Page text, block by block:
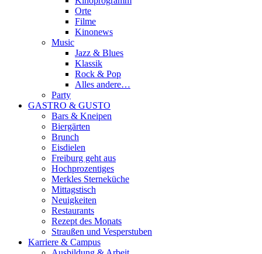
Orte
Filme
Kinonews
Music
Jazz & Blues
Klassik
Rock & Pop
Alles andere…
Party
GASTRO & GUSTO
Bars & Kneipen
Biergärten
Brunch
Eisdielen
Freiburg geht aus
Hochprozentiges
Merkles Sterneküche
Mittagstisch
Neuigkeiten
Restaurants
Rezept des Monats
Straußen und Vesperstuben
Karriere & Campus